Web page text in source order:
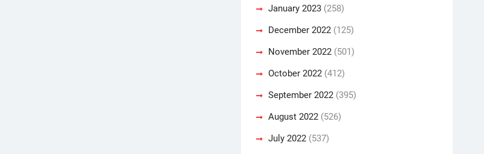
January 2023 (258)
December 2022 (125)
November 2022 (501)
October 2022 (412)
September 2022 (395)
August 2022 (526)
July 2022 (537)